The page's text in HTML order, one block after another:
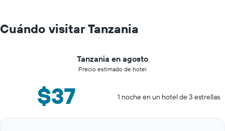
Cuándo visitar Tanzania
Tanzania en agosto
Precio estimado de hotel
$37 1 noche en un hotel de 3 estrellas